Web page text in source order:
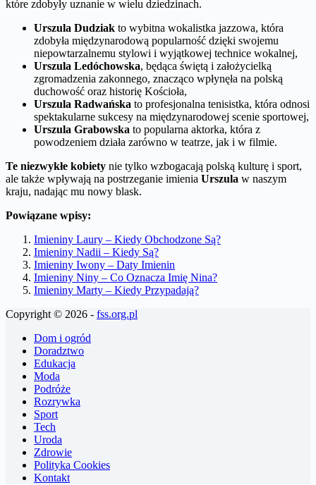
które zdobyły uznanie w wielu dziedzinach.
Urszula Dudziak to wybitna wokalistka jazzowa, która
zdobyła międzynarodową popularność dzięki swojemu
niepowtarzalnemu stylowi i wyjątkowej technice wokalnej,
Urszula Ledóchowska, będąca świętą i założycielką
zgromadzenia zakonnego, znacząco wpłynęła na polską
duchowość oraz historię Kościoła,
Urszula Radwańska to profesjonalna tenisistka, która odnosi
spektakularne sukcesy na międzynarodowej scenie sportowej,
Urszula Grabowska to popularna aktorka, która z
powodzeniem działa zarówno w teatrze, jak i w filmie.
Te niezwykłe kobiety nie tylko wzbogacają polską kulturę i sport,
ale także wpływają na postrzeganie imienia Urszula w naszym
kraju, nadając mu nowy blask.
Powiązane wpisy:
Imieniny Laury – Kiedy Obchodzone Są?
Imieniny Nadii – Kiedy Są?
Imieniny Iwony – Daty Imienin
Imieniny Niny – Co Oznacza Imię Nina?
Imieniny Marty – Kiedy Przypadają?
Copyright © 2026 - fss.org.pl
Dom i ogród
Doradztwo
Edukacja
Moda
Podróże
Rozrywka
Sport
Tech
Uroda
Zdrowie
Polityka Cookies
Kontakt